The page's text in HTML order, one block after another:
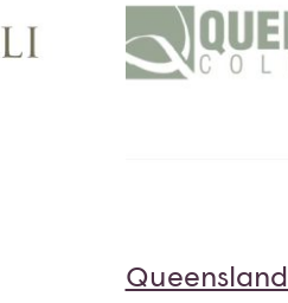
Queensland